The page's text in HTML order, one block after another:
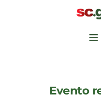
Evento